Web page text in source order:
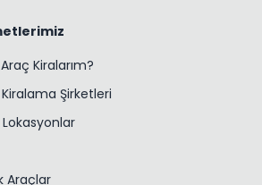
Araç Kiralarım?
Şirketleri
Araçlar